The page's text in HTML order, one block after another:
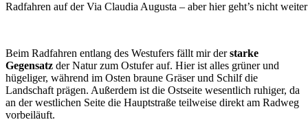
Radfahren auf der Via Claudia Augusta – aber hier geht’s nicht weiter
Beim Radfahren entlang des Westufers fällt mir derstarke
Gegensatz der Natur zum Ostufer auf. Hier ist alles grüner und
hügeliger, während im Osten braune Gräser und Schilf die
Landschaft prägen. Außerdem ist die Ostseite wesentlich ruhiger, da
an der westlichen Seite die Hauptstraße teilweise direkt am Radweg
vorbeiläuft.